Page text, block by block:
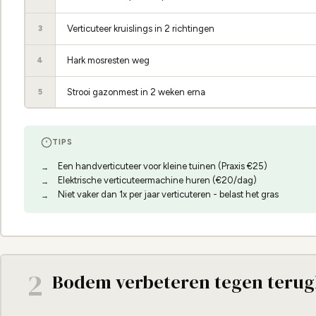
3 Verticuteer kruislings in 2 richtingen
4 Hark mosresten weg
5 Strooi gazonmest in 2 weken erna
TIPS
Een handverticuteer voor kleine tuinen (Praxis €25)
Elektrische verticuteermachine huren (€20/dag)
Niet vaker dan 1x per jaar verticuteren - belast het gras
2 Bodem verbeteren tegen